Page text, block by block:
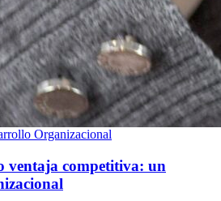
Organizacional
ventaja competitiva: un